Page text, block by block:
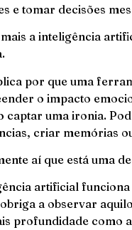
e tomar decisões
a inteligência
por que uma
o impacto
captar uma ironia.
criar memórias
aí que está uma
artificial
a observar
profundidade como